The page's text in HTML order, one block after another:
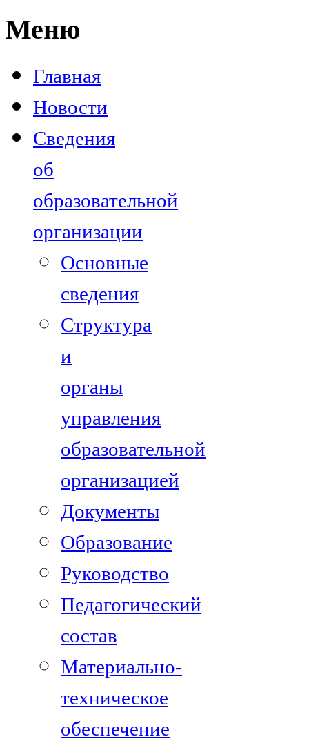
Меню
Главная
Новости
Сведения
об
образовательной
организации
Основные
сведения
Структура
и
органы
управления
образовательной
организацией
Документы
Образование
Руководство
Педагогический
состав
Материально-
техническое
обеспечение